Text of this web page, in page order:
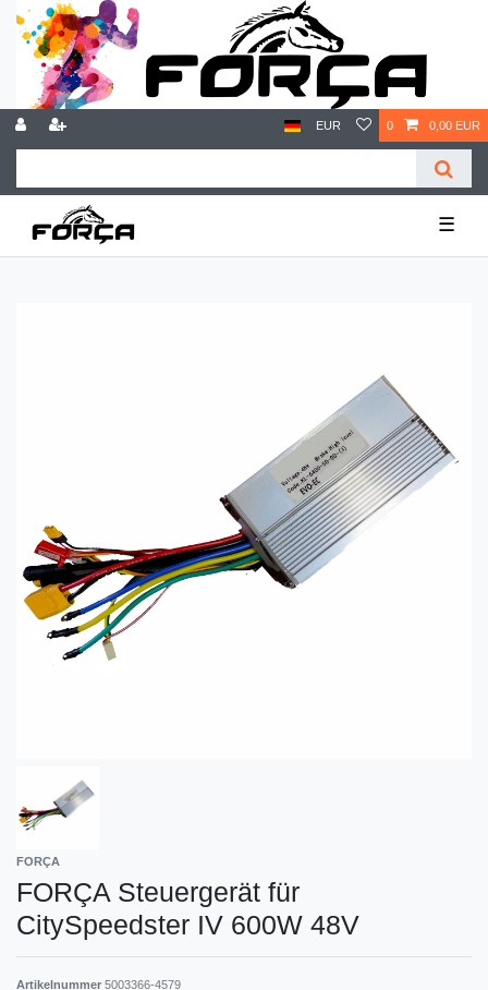
EUR 0 0,00 EUR
☰
FORÇA
FORÇA Steuergerät für
CitySpeedster IV 600W 48V
Artikelnummer 5003366-4579